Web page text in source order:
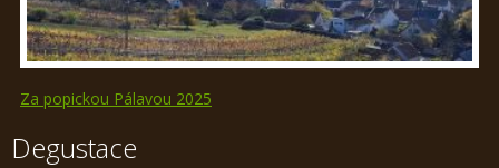
Za popickou Pálavou 2025
Degustace